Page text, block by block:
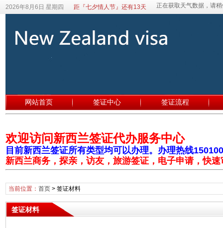
2026年8月6日 星期四 距『七夕情人节』还有13天
网站首页 签证中心 签证流程
欢迎访问新西兰签证代办服务中心
目前新西兰签证所有类型均可以办理。办理热线
新西兰商务，探亲，访友，旅游签证，电子申请，快速
当前位置： 首页> 签证材料
签证材料